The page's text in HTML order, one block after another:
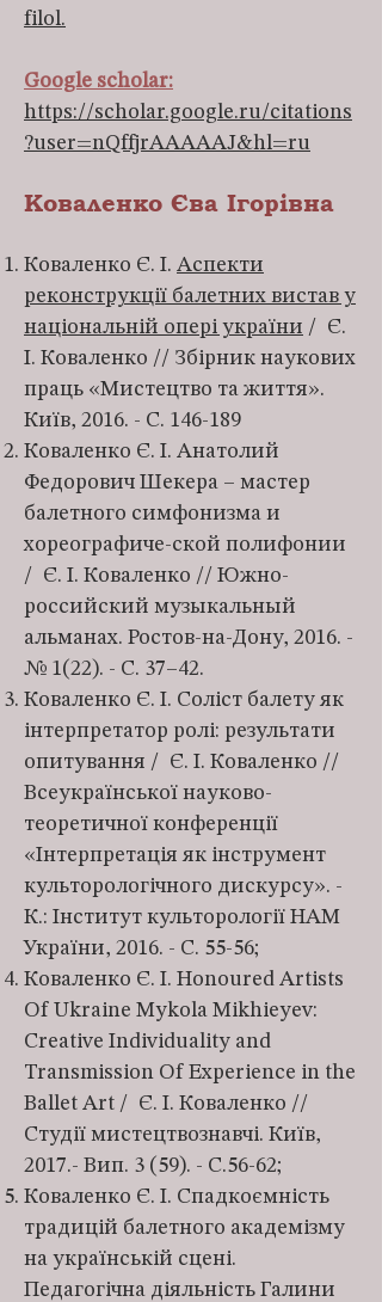
filol.
Google scholar:
https://scholar.google.ru/citations
?user=nQffjrAAAAAJ&hl=ru
Коваленко Єва Ігорівна
Коваленко Є. І. Аспекти
реконструкції балетних вистав у
національній опері україни / Є.
І. Коваленко // Збірник наукових
праць «Мистецтво та життя».
Київ, 2016. - С. 146-189
Коваленко Є. І. Анатолий
Федорович Шекера – мастер
балетного симфонизма и
хореографиче-ской полифонии
/ Є. І. Коваленко // Южно-
российский музыкальный
альманах. Ростов-на-Дону, 2016. -
№ 1(22). - С. 37–42.
Коваленко Є. І. Соліст балету як
інтерпретатор ролі: результати
опитування / Є. І. Коваленко //
Всеукраїнської науково-
теоретичної конференції
«Інтерпретація як інструмент
культорологічного дискурсу». -
К.: Інститут культорології НАМ
України, 2016. - С. 55-56;
Коваленко Є. І. Honoured Artists
Of Ukraine Mykola Mikhieyev:
Creative Individuality and
Transmission Of Experience in the
Ballet Art / Є. І. Коваленко //
Студії мистецтвознавчі. Київ,
2017.- Вип. 3 (59). - С.56-62;
Коваленко Є. І. Спадкоємність
традицій балетного академізму
на українській сцені.
Педагогічна діяльність Галини